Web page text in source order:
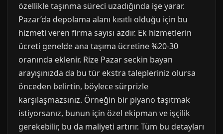
özellikle taşınma süreci uzadığında işe yarar.
Pazar’da depolama alanı kısıtlı olduğu için bu
hizmeti veren firma sayısı azdır. Ek hizmetlerin
ücreti genelde ana taşıma ücretine %20-30
oranında eklenir. Rize Pazar seckin bayan
arayışınızda da bu tür ekstra talepleriniz olursa
önceden belirtin, böylece sürprizle
karşılaşmazsınız. Örneğin bir piyano taşıtmak
istiyorsanız, bunun için özel ekipman ve işçilik
gerekebilir, bu da maliyeti artırır. Tüm bu detayları